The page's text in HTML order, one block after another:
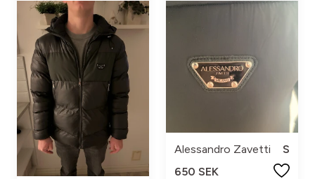
Alessandro Zavetti
S
650 SEK